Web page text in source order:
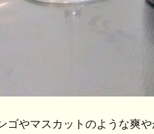
ゴやマスカットのような爽